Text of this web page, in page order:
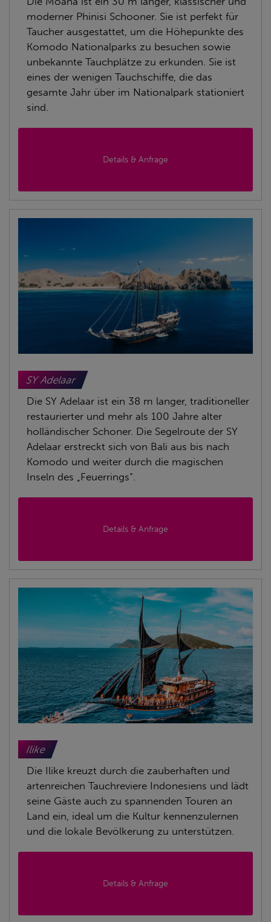
moderner Phinisi Schooner. Sie ist perfekt für
Taucher ausgestattet, um die Höhepunkte des
Komodo Nationalparks zu besuchen sowie
unbekannte Tauchplätze zu erkunden. Sie ist
eines der wenigen Tauchschiffe, die das
gesamte Jahr über im Nationalpark stationiert
sind.
Details & Anfrage
SY Adelaar
Die SY Adelaar ist ein 38 m langer, traditioneller
restaurierter und mehr als 100 Jahre alter
holländischer Schoner. Die Segelroute der SY
Adelaar erstreckt sich von Bali aus bis nach
Komodo und weiter durch die magischen
Inseln des „Feuerrings“.
Details & Anfrage
Ilike
Die Ilike kreuzt durch die zauberhaften und
artenreichen Tauchreviere Indonesiens und lädt
seine Gäste auch zu spannenden Touren an
Land ein, ideal um die Kultur kennenzulernen
und die lokale Bevölkerung zu unterstützen.
Details & Anfrage